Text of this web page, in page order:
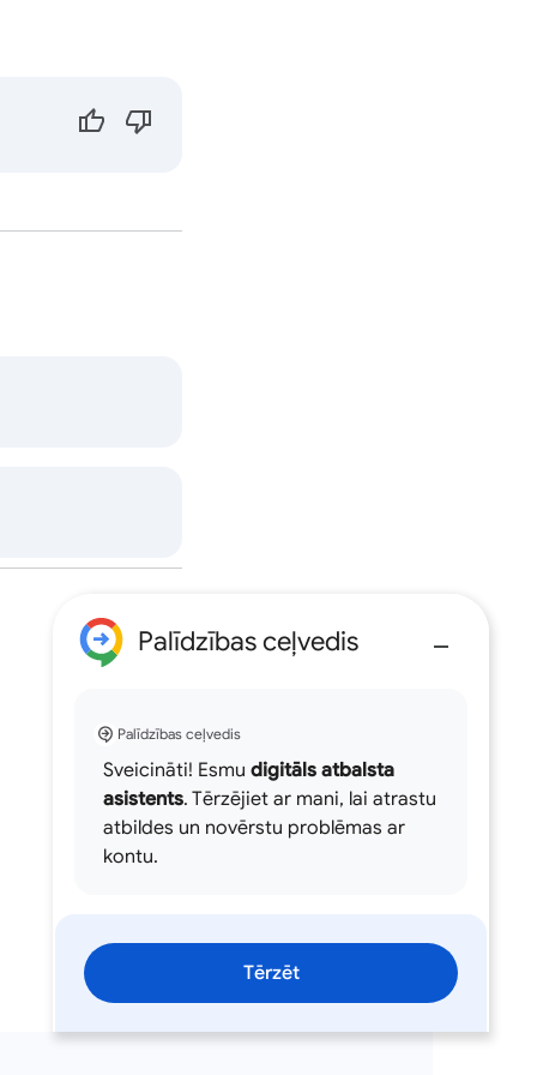
Palīdzības ceļvedis
Palīdzības ceļvedis
Sveicināti! Esmu digitāls atbalsta
asistents. Tērzējiet ar mani, lai atrastu
atbildes un novērstu problēmas ar
kontu.
Tērzēt